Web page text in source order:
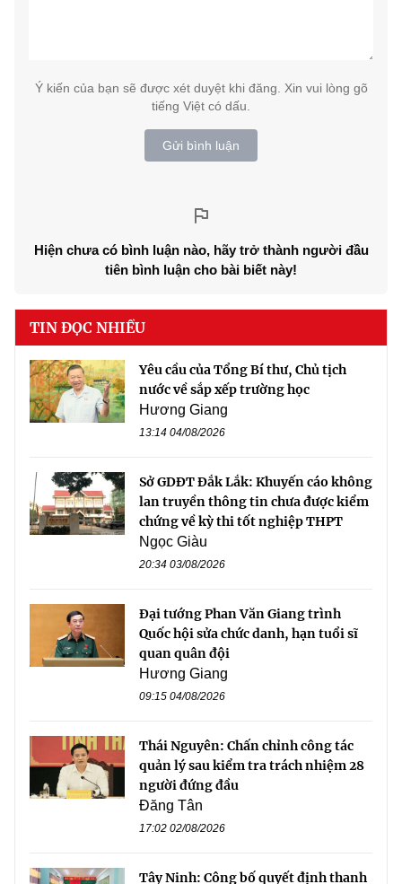
Ý kiến của bạn sẽ được xét duyệt khi đăng. Xin vui lòng gõ
tiếng Việt có dấu.
Gửi bình luận
Hiện chưa có bình luận nào, hãy trở thành người đầu
tiên bình luận cho bài biết này!
TIN ĐỌC NHIỀU
Yêu cầu của Tổng Bí thư, Chủ tịch
nước về sắp xếp trường học
Hương Giang
13:14 04/08/2026
Sở GDĐT Đắk Lắk: Khuyến cáo không
lan truyền thông tin chưa được kiểm
chứng về kỳ thi tốt nghiệp THPT
Ngọc Giàu
20:34 03/08/2026
Đại tướng Phan Văn Giang trình
Quốc hội sửa chức danh, hạn tuổi sĩ
quan quân đội
Hương Giang
09:15 04/08/2026
Thái Nguyên: Chấn chỉnh công tác
quản lý sau kiểm tra trách nhiệm 28
người đứng đầu
Đăng Tân
17:02 02/08/2026
Tây Ninh: Công bố quyết định thanh